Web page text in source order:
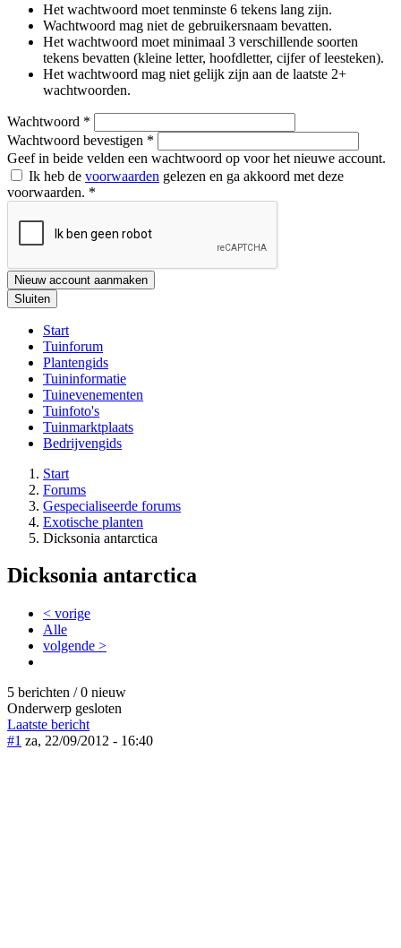
Het wachtwoord moet tenminste 6 tekens lang zijn.
Wachtwoord mag niet de gebruikersnaam bevatten.
Het wachtwoord moet minimaal 3 verschillende soorten
tekens bevatten (kleine letter, hoofdletter, cijfer of leesteken).
Het wachtwoord mag niet gelijk zijn aan de laatste 2+
wachtwoorden.
Wachtwoord *
Wachtwoord bevestigen *
Geef in beide velden een wachtwoord op voor het nieuwe account.
Ik heb de voorwaarden gelezen en ga akkoord met deze
voorwaarden. *
Nieuw account aanmaken
Sluiten
Start
Tuinforum
Plantengids
Tuininformatie
Tuinevenementen
Tuinfoto's
Tuinmarktplaats
Bedrijvengids
Start
Forums
Gespecialiseerde forums
Exotische planten
Dicksonia antarctica
Dicksonia antarctica
< vorige
Alle
volgende >
5 berichten / 0 nieuw
Onderwerp gesloten
Laatste bericht
#1 za, 22/09/2012 - 16:40